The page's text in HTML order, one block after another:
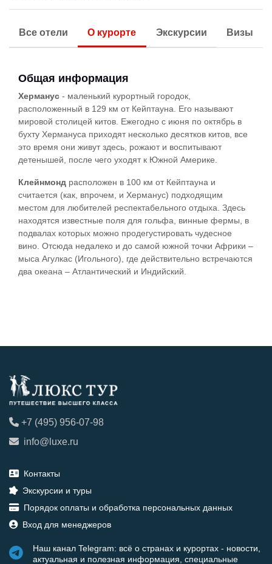
Все отели О курорте Экскурсии Визы
Общая информация
Херманус - маленький курортный городок,
расположенный в 129 км от Кейптауна. Его называют
мировой столицей китов. Ежегодно с июня по октябрь в
бухту Хермануса приходят несколько десятков китов, все
это время они живут здесь, рожают и воспитывают
детенышей, после чего уходят к Южной Америке.
Клейнмонд расположен в 100 км от Кейптауна и
считается (как, впрочем, и Херманус) подходящим
местом для любителей респектабельного отдыха. Здесь
находятся известные поля для гольфа, винные фермы, в
подвалах которых можно продегустировать чудесное
вино. Отсюда недалеко и до самой южной точки Африки –
мыса Агулкас (Игольного), где действительно встречаются
два океана – Атлантический и Индийский.
+7 (495) 956-07-98
info@luxe.ru
Контакты
Экскурсии и туры
Порядок оплаты и обработка персональных данных
Вход для менеджеров
Наш канал Telegram: всё о странах и курортах - новости,
актуальная и полезная информация, специальные